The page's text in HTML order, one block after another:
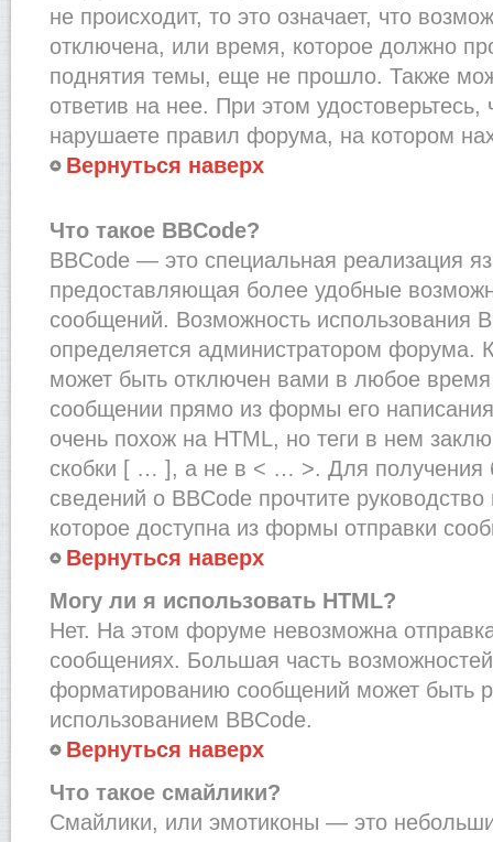
не происходит, то это означает, что
отключена, или время, которое должно
поднятия темы, еще не прошло. Также
ответив на нее. При этом
нарушаете правил форума, на котором
Вернуться наверх
Что такое BBCode?
BBCode — это специальная реализация
предоставляющая более удобные
сообщений. Возможность использования
определяется администратором форума.
может быть отключен вами в любое
сообщении прямо из формы его
очень похож на HTML, но теги в нем
скобки [ … ], а не в < … >. Для получения
сведений о BBCode прочтите
которое доступна из формы отправки
Вернуться наверх
Могу ли я использовать HTML?
Нет. На этом форуме невозможна
сообщениях. Большая часть
форматированию сообщений может быть
использованием BBCode.
Вернуться наверх
Что такое смайлики?
Смайлики, или эмотиконы — это